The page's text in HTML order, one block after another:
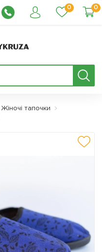
0 0
Жіночі тапочки